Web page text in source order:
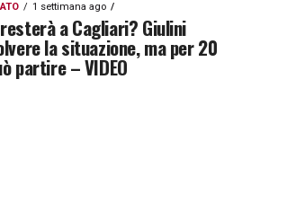
1 settimana ago
a Cagliari? Giulini
la situazione, ma per 20
partire – VIDEO